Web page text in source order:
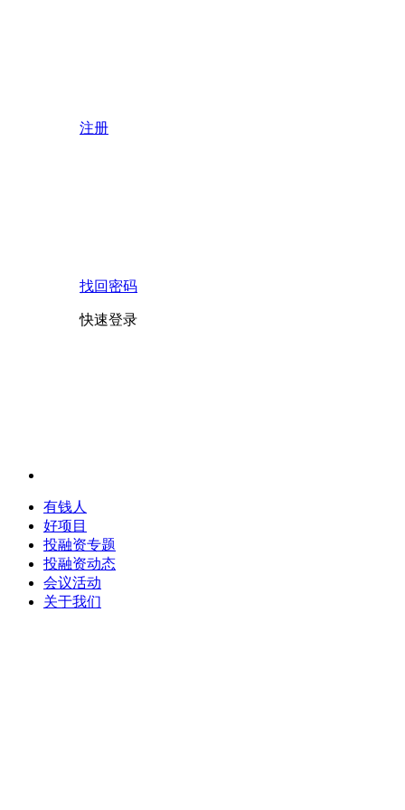
注册
找回密码
快速登录
有钱人
好项目
投融资专题
投融资动态
会议活动
关于我们